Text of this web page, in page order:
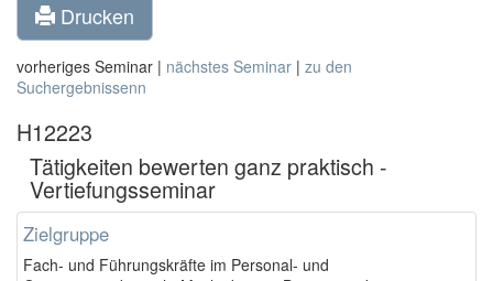
Drucken
vorheriges Seminar | nächstes Seminar | zu den
Suchergebnissenn
H12223
Tätigkeiten bewerten ganz praktisch -
Vertiefungsseminar
Zielgruppe
Fach- und Führungskräfte im Personal- und